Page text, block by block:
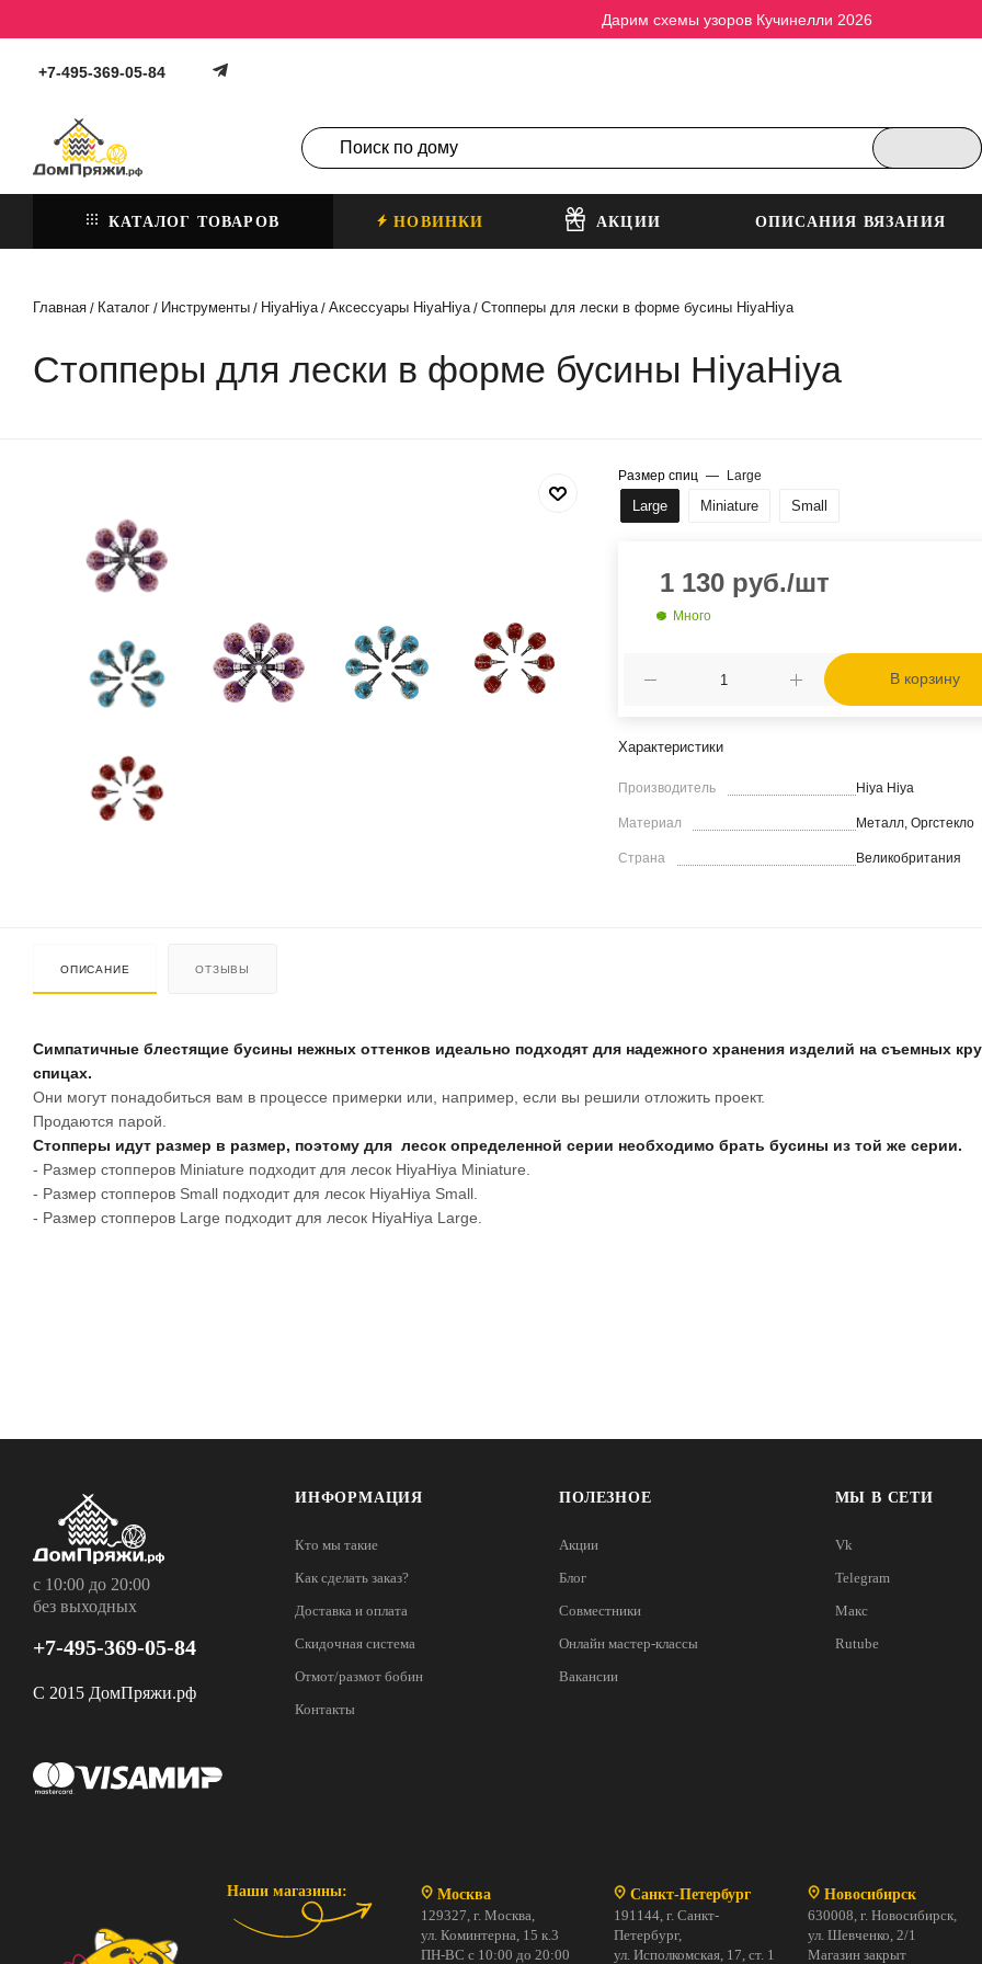
Дарим схемы узоров Кучинелли 2026
+7-495-369-05-84
КАТАЛОГ ТОВАРОВ НОВИНКИ АКЦИИ ОПИСАНИЯ ВЯЗАНИЯ
Главная / Каталог / Инструменты / HiyaHiya / Аксессуары HiyaHiya / Стопперы для лески в форме бусины HiyaHiya
Стопперы для лески в форме бусины HiyaHiya
Размер спиц — Large
Large Miniature Small
1 130 руб./шт
Много
В корзину
Характеристики
Производитель Hiya Hiya
Материал Металл, Оргстекло
Страна Великобритания
ОПИСАНИЕ ОТЗЫВЫ
Симпатичные блестящие бусины нежных оттенков идеально подходят для надежного хранения изделий на съемных
спицах.
Они могут понадобиться вам в процессе примерки или, например, если вы решили отложить проект.
Продаются парой.
Стопперы идут размер в размер, поэтому для лесок определенной серии необходимо брать бусины из той же серии.
- Размер стопперов Miniature подходит для лесок HiyaHiya Miniature.
- Размер стопперов Small подходит для лесок HiyaHiya Small.
- Размер стопперов Large подходит для лесок HiyaHiya Large.
с 10:00 до 20:00
без выходных
+7-495-369-05-84
С 2015 ДомПряжи.рф
ИНФОРМАЦИЯ
Кто мы такие
Как сделать заказ?
Доставка и оплата
Скидочная система
Отмот/размот бобин
Контакты
ПОЛЕЗНОЕ
Акции
Блог
Совместники
Онлайн мастер-классы
Вакансии
МЫ В СЕТИ
Vk
Telegram
Макс
Rutube
Наши магазины:
Москва
129327, г. Москва,
ул. Коминтерна, 15 к.3
ПН-ВС с 10:00 до 20:00
Санкт-Петербург
191144, г. Санкт-
Петербург,
ул. Исполкомская, 17, ст. 1
Новосибирск
630008, г. Новосибирск,
ул. Шевченко, 2/1
Магазин закрыт